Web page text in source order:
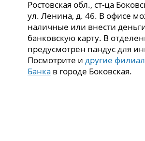
Ростовская обл., ст-ца
ул. Ленина, д. 46. В офисе
наличные или внести
банковскую карту. В
предусмотрен пандус для
Посмотрите идругие
Банка в городе Боковская.